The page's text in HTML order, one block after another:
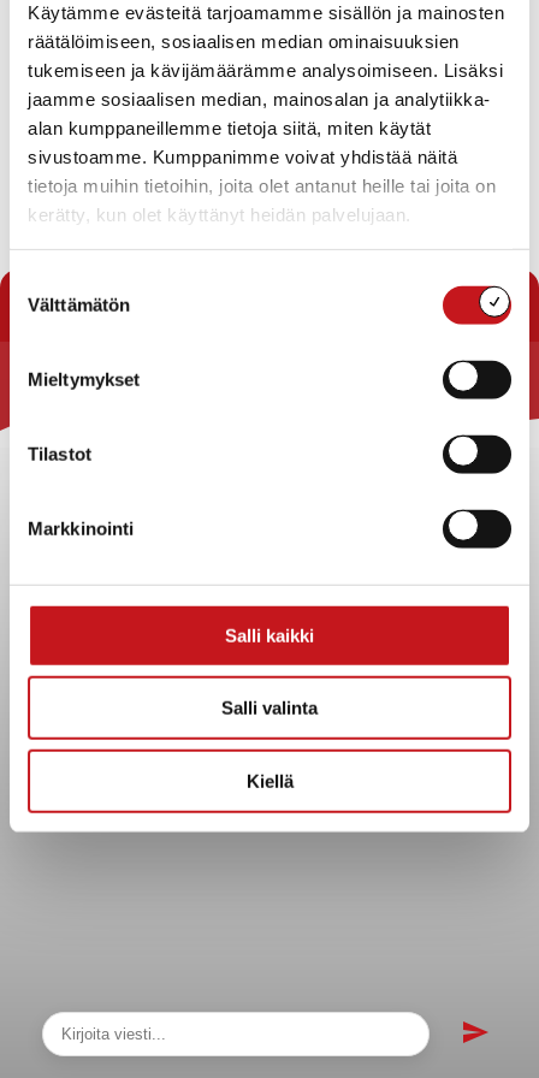
Käytämme evästeitä tarjoamamme sisällön ja mainosten
räätälöimiseen, sosiaalisen median ominaisuuksien
tukemiseen ja kävijämäärämme analysoimiseen. Lisäksi
jaamme sosiaalisen median, mainosalan ja analytiikka-
alan kumppaneillemme tietoja siitä, miten käytät
sivustoamme. Kumppanimme voivat yhdistää näitä
tietoja muihin tietoihin, joita olet antanut heille tai joita on
kerätty, kun olet käyttänyt heidän palvelujaan.
valinta
Välttämätön
Mieltymykset
Tilastot
Markkinointi
Salli kaikki
Salli valinta
Kiellä
tiistaisin ja torstaisin klo 12:sta lähtien. Kirjat ovat
poisto- tai lahjoituskirjoja. Kirjakasseja jaetaan niin
kauan kuin aineistoa riittää.ÄLÄpalauta kirjoja takaisin
kirjastoon, vaan laita kannet sekajätteisiin ja kirjan sivut
paperinkeräykseen.
Yhteystiedot
Strategiat, ohjelmat, ohjeet, suunnitelmat, säännöt ja
sopimukset
Evästeet
Tietosuoja
Päätöksenteko ja lähidemokratia